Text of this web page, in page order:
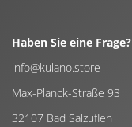
Haben Sie eine Frage?
info@kulano.store
Max-Planck-Straße 93
32107 Bad Salzuflen